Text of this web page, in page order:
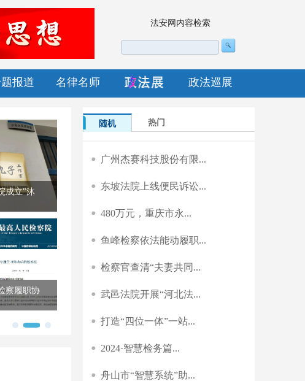
法安网内容检索
报道 名律名师 政法巡展
区域检
别活动 共
最高检党组会听取第四轮系统内巡视情况
随机 热门
广州杰赛科技股份有限...
东坡法院上线便民诉讼...
480万元，重庆市永...
鱼峰检察依法能动履职...
检察官查清“夫妻共同...
武邑法院开展“河北法...
打造“四位一体”一站...
2024·智慧检务篇...
舟山市“智慧系统”助...